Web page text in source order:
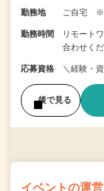
勤務地 ご自宅 ※
勤務時間
リモート
合わせく
応募資格 ＼経験・
後で見る
イベントの運